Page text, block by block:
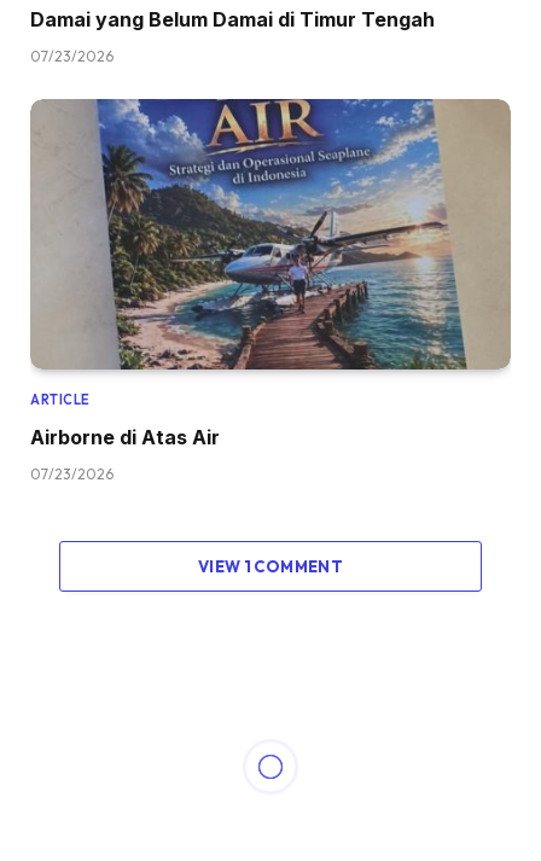
Damai yang Belum Damai di Timur Tengah
07/23/2026
ARTICLE
Airborne di Atas Air
07/23/2026
VIEW 1 COMMENT